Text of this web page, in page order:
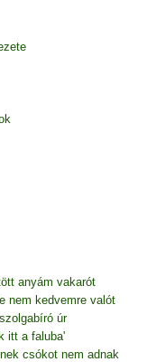
anyám vakarót
nem kedvemre valót
úr
itt a faluba'
csókot nem adnak